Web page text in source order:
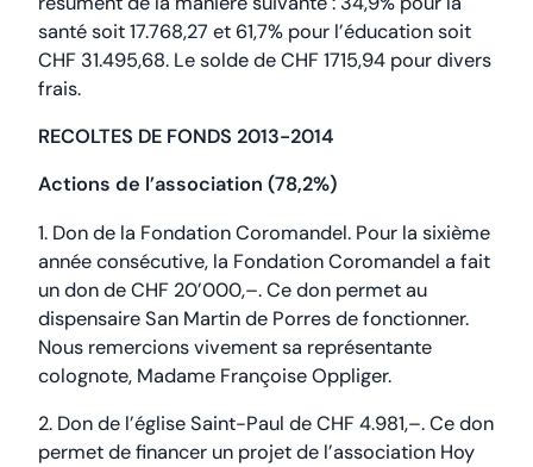
santé soit 17.768,27 et 61,7% pour l’éducation soit
CHF 31.495,68. Le solde de CHF 1715,94 pour divers
frais.
RECOLTES DE FONDS 2013-2014
Actions de l’association (78,2%)
1. Don de la Fondation Coromandel. Pour la sixième
année consécutive, la Fondation Coromandel a fait
un don de CHF 20’000,–. Ce don permet au
dispensaire San Martin de Porres de fonctionner.
Nous remercions vivement sa représentante
colognote, Madame Françoise Oppliger.
2. Don de l’église Saint-Paul de CHF 4.981,–. Ce don
permet de financer un projet de l’association Hoy